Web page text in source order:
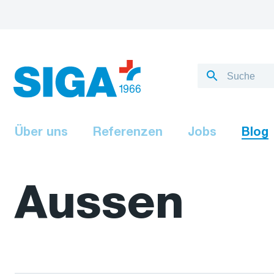
Über uns Referenzen Jobs Blog
Aussen